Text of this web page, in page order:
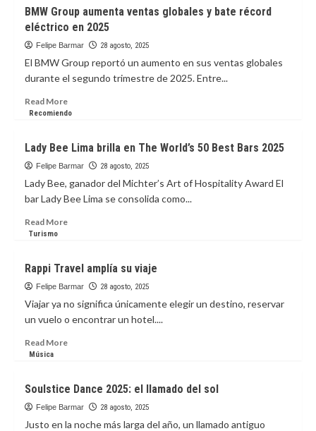
Fenomeno:
superdeportivo
híbrido
V12
debutó
en
Quail
BMW Group aumenta ventas globales y bate récord
eléctrico en 2025
Felipe Barmar 28 agosto, 2025
El BMW Group reportó un aumento en sus ventas globales
durante el segundo trimestre de 2025. Entre...
Read MoreRead
more
Group
aumenta
ventas
globales
bate
2025
Recomiendo
Lady Bee Lima brilla en The World’s 50 Best Bars 2025
Felipe Barmar 28 agosto, 2025
Lady Bee, ganador del Michter’s Art of Hospitality Award El
bar Lady Bee Lima se consolida como...
Read MoreRead
Bee
Lima
brilla
World’s
2025
Turismo
Rappi Travel amplía su viaje
Felipe Barmar 28 agosto, 2025
Viajar ya no significa únicamente elegir un destino, reservar
un vuelo o encontrar un hotel....
Read MoreRead
Travel
amplía
su
Música
Soulstice Dance 2025: el llamado del sol
Felipe Barmar 28 agosto, 2025
Justo en la noche más larga del año, un llamado antiguo